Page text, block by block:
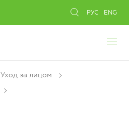
РУС ENG
Уход за лицом